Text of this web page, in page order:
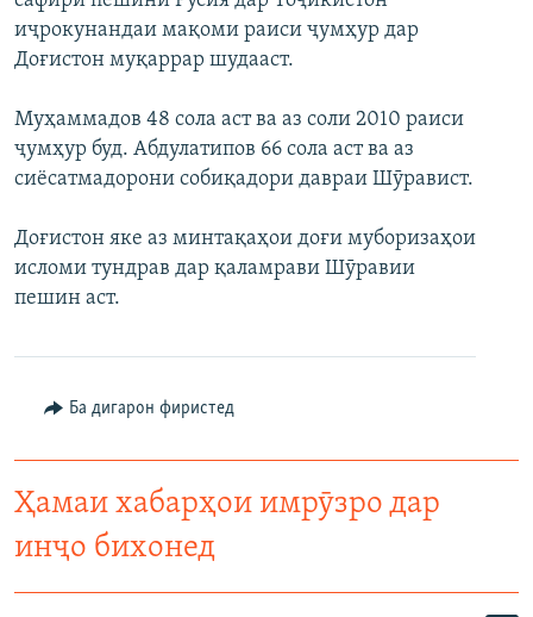
иҷрокунандаи мақоми раиси ҷумҳур дар
Доғистон муқаррар шудааст.
Муҳаммадов 48 сола аст ва аз соли 2010 раиси
ҷумҳур буд. Абдулатипов 66 сола аст ва аз
сиёсатмадорони собиқадори давраи Шӯравист.
Доғистон яке аз минтақаҳои доғи муборизаҳои
исломи тундрав дар қаламрави Шӯравии
пешин аст.
Ба дигарон фиристед
Ҳамаи хабарҳои имрӯзро дар
инҷо бихонед